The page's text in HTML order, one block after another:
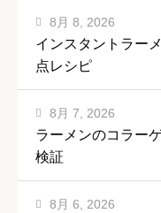
インスタントラー
点レシピ
8月 8, 2026
ラーメンのコラー
検証
8月 7, 2026
8月 6, 2026